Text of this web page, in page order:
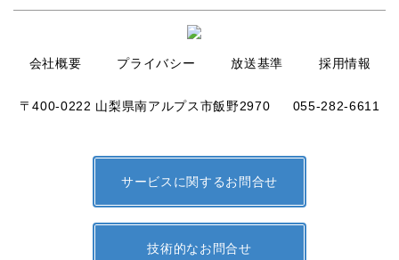
会社概要 プライバシー 放送基準 採用情報
〒400-0222 山梨県南アルプス市飯野2970 055-282-6611
サービスに関するお問合せ
技術的なお問合せ